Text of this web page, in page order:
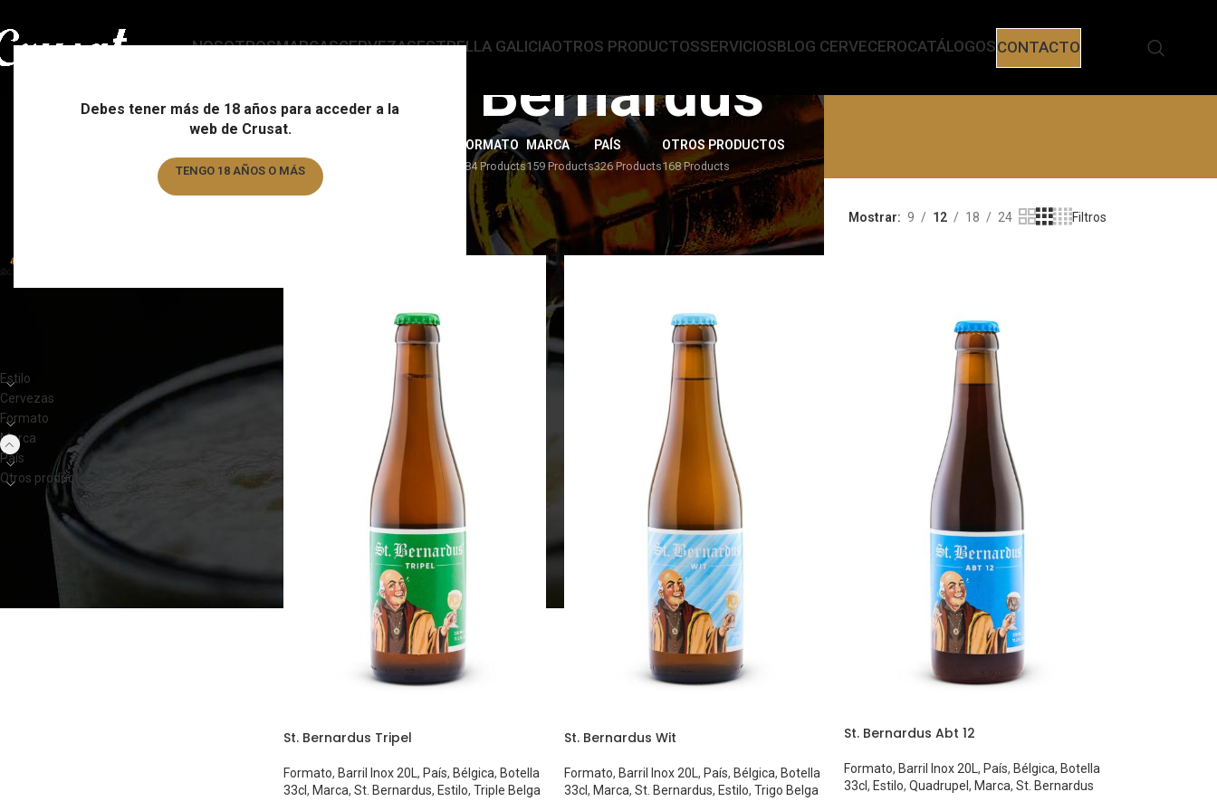
Debes tener más de 18 años para acceder a la
web de Crusat.
TENGO 18 AÑOS O MÁS
NOSOTROSMARCASCERVEZASESTRELLA GALICIAOTROS PRODUCTOSSERVICIOSBLOG CERVECEROCATÁLOGOSCONTACTO
St. Bernardus
178 Products
FORMATO
284 Products
MARCA
159 Products
PAÍS
326 Products
OTROS PRODUCTOS
168 Products
Estilo
Cervezas
Formato
Marca
País
Otros productos
Mostrar 9 12 18 24 Filtros
St. Bernardus Tripel
Formato, Barril Inox 20L , País, Bélgica, Botella
33cl, Marca, St. Bernardus, Estilo, Triple Belga
St. Bernardus Wit
Formato, Barril Inox 20L , País, Bélgica, Botella
33cl, Marca, St. Bernardus, Estilo, Trigo Belga
St. Bernardus Abt 12
Formato, Barril Inox 20L, País, Bélgica, Botella
33cl, Estilo, Quadrupel, Marca, St. Bernardus